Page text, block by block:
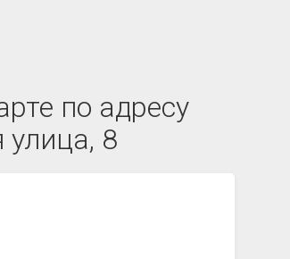
по адресу
улица, 8